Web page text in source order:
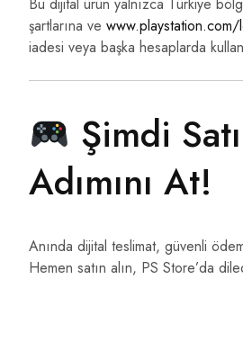
şartlarına ve
iadesi veya başka hesaplarda
Şimdi
Adımını At!
Anında dijital teslimat, güvenli
Hemen satın alın, PS Store’da